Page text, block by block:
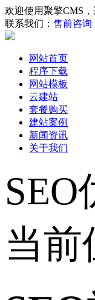
欢迎使用聚擎CMS
联系我们： 售前咨询
网站首页
程序下载
网站模板
云建站
套餐购买
建站案例
新闻资讯
关于我们
SEO
当前